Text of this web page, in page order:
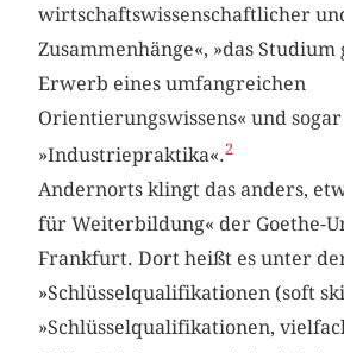
wirtschaftswissenschaftlicher
Zusammenhänge«, »das
Erwerb eines umfangreichen
Orientierungswissens« und sogar
»Industriepraktika«.2
Andernorts klingt das anders,
für Weiterbildung« der Goethe-
Frankfurt. Dort heißt es unter
»Schlüsselqualifikationen (soft
»Schlüsselqualifikationen,